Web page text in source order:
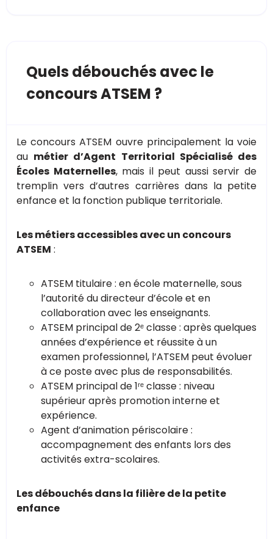
Quels débouchés avec le
concours ATSEM ?
Le concours ATSEM ouvre principalement la voie
au métier d’Agent Territorial Spécialisé des
Écoles Maternelles, mais il peut aussi servir de
tremplin vers d’autres carrières dans la petite
enfance et la fonction publique territoriale.
Les métiers accessibles avec un concours
ATSEM :
ATSEM titulaire : en école maternelle, sous
l’autorité du directeur d’école et en
collaboration avec les enseignants.
ATSEM principal de 2ᵉ classe : après quelques
années d’expérience et réussite à un
examen professionnel, l’ATSEM peut évoluer
à ce poste avec plus de responsabilités.
ATSEM principal de 1ʳᵉ classe : niveau
supérieur après promotion interne et
expérience.
Agent d’animation périscolaire :
accompagnement des enfants lors des
activités extra-scolaires.
Les débouchés dans la filière de la petite
enfance